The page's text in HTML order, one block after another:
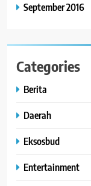
September 2016
Categories
Berita
Daerah
Eksosbud
Entertainment